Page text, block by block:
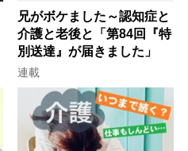
兄がボケました～認知症と
介護と老後と「第84回『特
別送達』が届きました」
連載